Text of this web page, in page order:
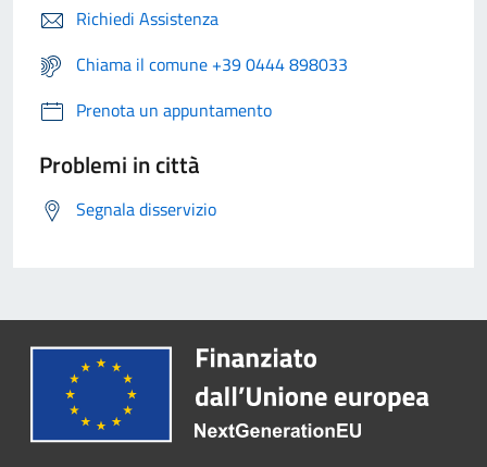
Richiedi Assistenza
Chiama il comune +39 0444 898033
Prenota un appuntamento
Problemi in città
Segnala disservizio